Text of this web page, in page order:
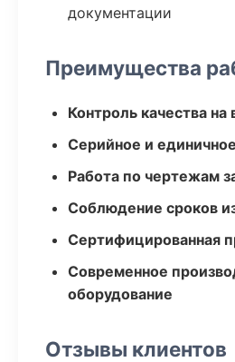
документации
Преимущества
Контроль качества на
Серийное и
Работа по чертежам
Соблюдение сроков
Сертифицированная
Современное
оборудование
Отзывы клиентов